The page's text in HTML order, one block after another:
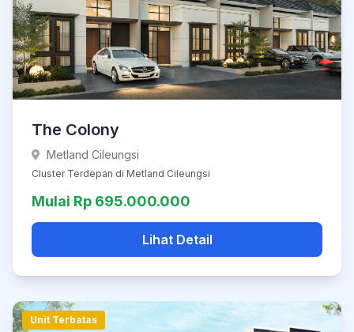
The Colony
Metland Cileungsi
Cluster Terdepan di Metland Cileungsi
Mulai Rp 695.000.000
Lihat Detail
Unit Terbatas